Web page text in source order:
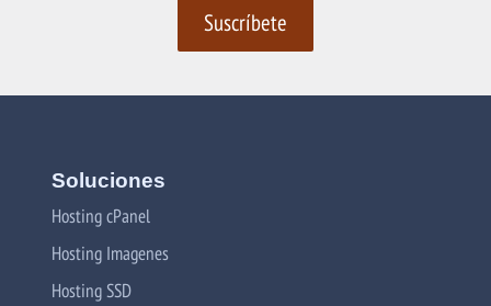
Soluciones
Hosting cPanel
Hosting Imagenes
Hosting SSD